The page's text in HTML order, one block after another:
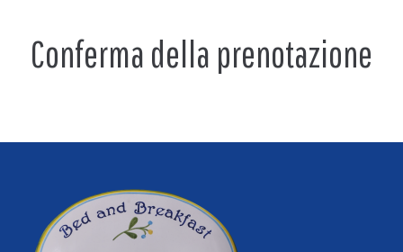
Conferma della prenotazione